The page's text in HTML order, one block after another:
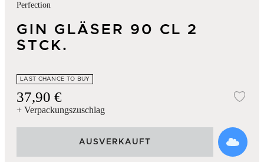
Perfection
GIN GLÄSER 90 CL 2
STCK.
LAST CHANCE TO BUY
37,90 €
+ Verpackungszuschlag
AUSVERKAUFT